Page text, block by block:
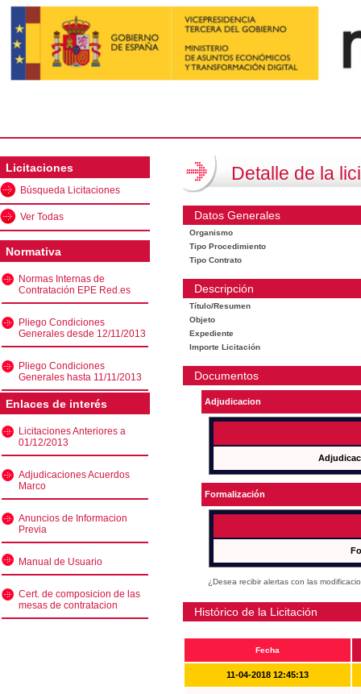
Licitaciones
Búsqueda Licitaciones
Ver Todas
Normativa
Normas Internas de
Contratación EPE Red.es
Pliego Condiciones
Generales desde 12/11/2013
Pliego Condiciones
Generales hasta 11/11/2013
Enlaces de interés
Licitaciones Anteriores a
01/12/2013
Adjudicaciones Acuerdos
Marco
Anuncios de Informacion
Previa
Manual de Usuario
Cert. de composicion de las
mesas de contratacion
Detalle de la
Datos Generales
Organismo
Tipo Procedimiento
Tipo Contrato
Descripción
Título/Resumen
Objeto
Expediente
Importe Licitación
Documentos
Adjudicacion
Formalización
¿Desea recibir alertas con las
Histórico de la Licitación
Fecha
11-04-2018 12:45:13